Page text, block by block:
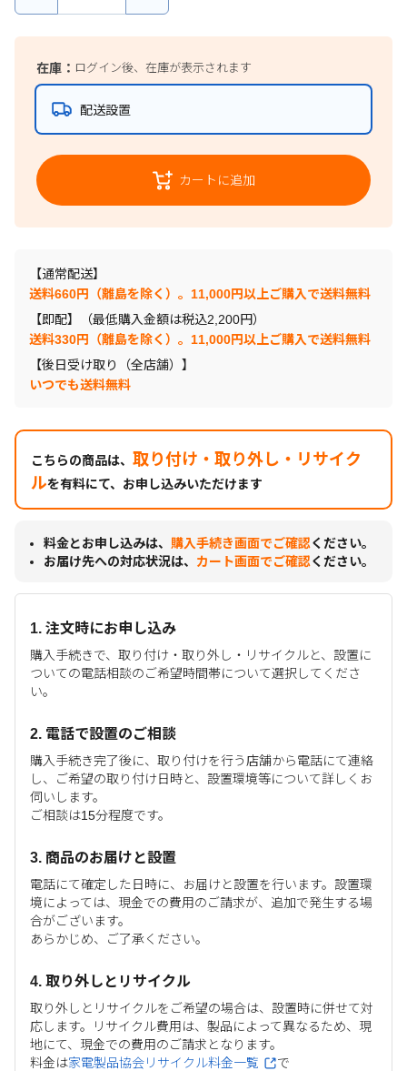
在庫： ログイン後、在庫が表示されます
配送設置
カートに追加
【通常配送】
送料660円（離島を除く）。11,000円以上ご購入で送料無料
【即配】（最低購入金額は税込2,200円）
送料330円（離島を除く）。11,000円以上ご購入で送料無料
【後日受け取り（全店舗）】
いつでも送料無料
こちらの商品は、 取り付け・取り外し・リサイク
ルを有料にて、お申し込みいただけます
料金とお申し込みは、 購入手続き画面でご確認ください。
お届け先への対応状況は、 カート画面でご確認ください。
1. 注文時にお申し込み
購入手続きで、取り付け・取り外し・リサイクルと、設置に
ついての電話相談のご希望時間帯について選択してくださ
い。
2. 電話で設置のご相談
購入手続き完了後に、取り付けを行う店舗から電話にて連絡
し、ご希望の取り付け日時と、設置環境等について詳しくお
伺いします。
ご相談は15分程度です。
3. 商品のお届けと設置
電話にて確定した日時に、お届けと設置を行います。設置環
境によっては、現金での費用のご請求が、追加で発生する場
合がございます。
あらかじめ、ご了承ください。
4. 取り外しとリサイクル
取り外しとリサイクルをご希望の場合は、設置時に併せて対
応します。リサイクル費用は、製品によって異なるため、現
地にて、現金での費用のご請求となります。
料金は家電製品協会リサイクル料金一覧
で